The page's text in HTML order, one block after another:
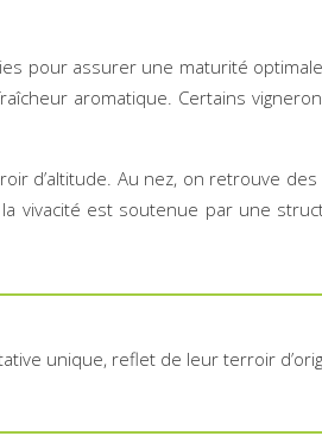
pour assurer une maturité
aromatique. Certains
d’altitude. Au nez, on retrouve des
vivacité est soutenue par une
unique, reflet de leur terroir